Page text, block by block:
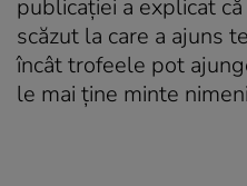
publicației a explicat
scăzut la care a ajuns
încât trofeele pot
le mai ține minte